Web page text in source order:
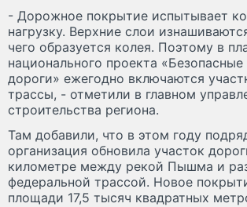
- Дорожное покрытие испытывает
нагрузку. Верхние слои
чего образуется колея. Поэтому в
национального проекта
дороги» ежегодно включаются
трассы, - отметили в главном
строительства региона.
Там добавили, что в этом году
организация обновила участок
километре между рекой Пышма и
федеральной трассой. Новое
площади 17,5 тысяч квадратных